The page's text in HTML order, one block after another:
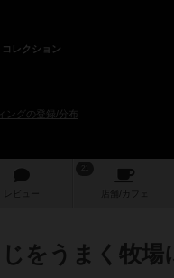
コレクション
ングの登録/分布
レビュー 店舗/ カフェ
をうまく牧場